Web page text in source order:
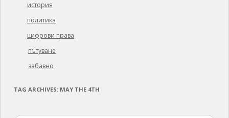
история
политика
цифрови права
пътуване
забавно
TAG ARCHIVES: MAY THE 4TH